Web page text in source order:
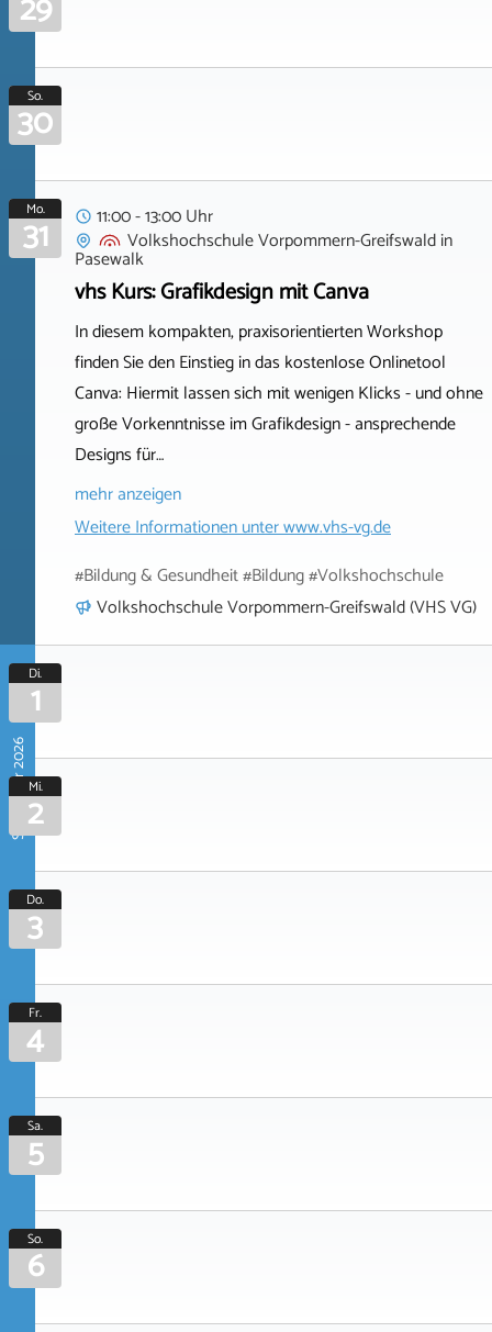
So.
30
Mo.
31
11:00 - 13:00 Uhr
Volkshochschule Vorpommern-Greifswaldin
Pasewalk
vhs Kurs: Grafikdesign mit Canva
In diesem kompakten, praxisorientierten Workshop
finden Sie den Einstieg in das kostenlose Onlinetool
Canva: Hiermit lassen sich mit wenigen Klicks - und ohne
große Vorkenntnisse im Grafikdesign - ansprechende
Designs für…
mehr anzeigen
Weitere Informationen unterwww.vhs-vg.de
#Bildung & Gesundheit #Bildung #Volkshochschule
Volkshochschule Vorpommern-Greifswald (VHS VG)
September 2026
Di.
1
Mi.
2
Do.
3
Fr.
4
Sa.
5
So.
6